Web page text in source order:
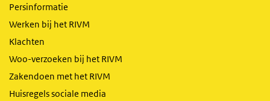
Persinformatie
Werken bij het RIVM
Klachten
Woo-verzoeken bij het RIVM
Zakendoen met het RIVM
Huisregels sociale media